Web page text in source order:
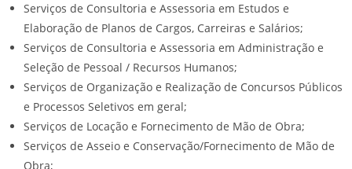
Serviços de Consultoria e Assessoria em Estudos e
Elaboração de Planos de Cargos, Carreiras e Salários;
Serviços de Consultoria e Assessoria em Administração e
Seleção de Pessoal / Recursos Humanos;
Serviços de Organização e Realização de Concursos Públicos
e Processos Seletivos em geral;
Serviços de Locação e Fornecimento de Mão de Obra;
Serviços de Asseio e Conservação/Fornecimento de Mão de
Obra;